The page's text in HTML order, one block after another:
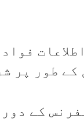
طور پر
کے